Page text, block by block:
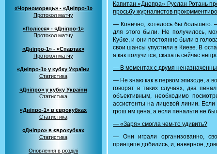
«Чорноморець» - «Дніпро-1»
Протокол матчу
«Полісся» - «Дніпро-1»
Протокол матчу
«Дніпро-1» - «Спартак»
Протокол матчу
«Дніпро-1» у кубку України
Статистика
«Дніпро» у кубку України
Статистика
«Дніпро-1» в єврокубках
Статистика
«Дніпро» в єврокубках
Статистика
Оновлення в розділі
Капитан «Днепра» Руслан Ротань
просьбу журналистов
— Конечно, хотелось бы
для этого были. Не получилось,
Кубке, и они постоянно были в
свои шансы упустили в Киеве. В
а как получится, сказать сейчас
— В моментах с двумя
— Не знаю как в первом эпизоде, а
говорят в таких случаях, два
объективным, необходимо
ассистенты на лицевой линии.
грош им цена, а если пенальти не
— «Заря» смогла чем-то удивить?
— Они играли организованно,
принципе добились, и, наверное,